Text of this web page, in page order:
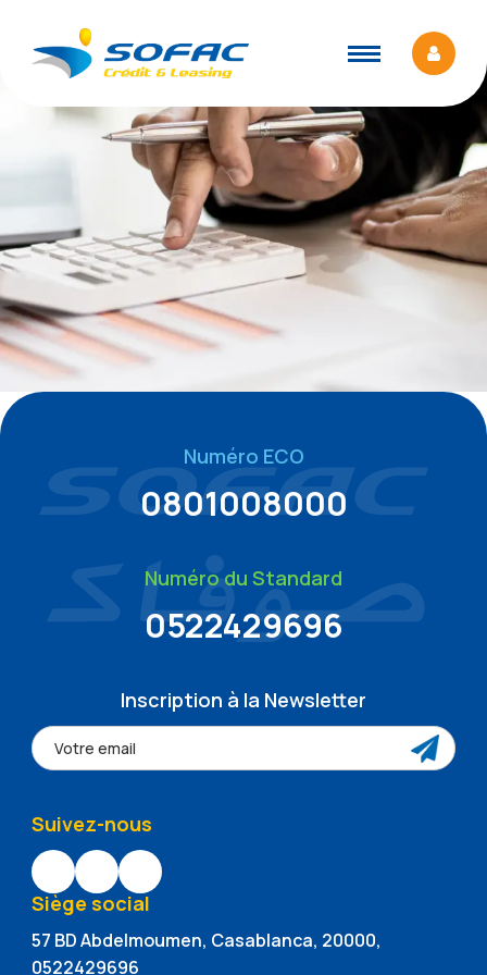
Numéro ECO
0801008000
Numéro du Standard
0522429696
Inscription à la Newsletter
Suivez-nous
Siège social
57 BD Abdelmoumen, Casablanca, 20000,
0522429696